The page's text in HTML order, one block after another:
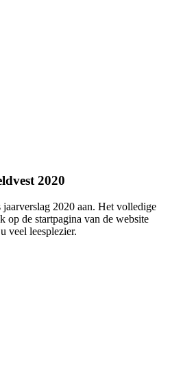
2020
2020 aan. Het volledige
op de startpagina van de website
veel leesplezier.